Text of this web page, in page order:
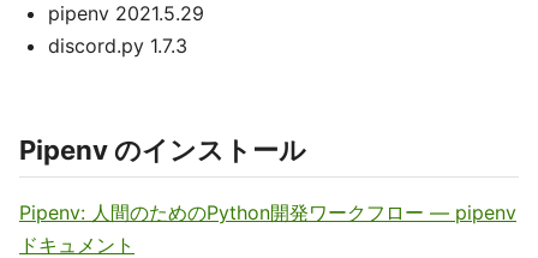
pipenv 2021.5.29
discord.py 1.7.3
Pipenv のインストール
Pipenv: 人間のためのPython開発ワークフロー — pipenv
ドキュメント